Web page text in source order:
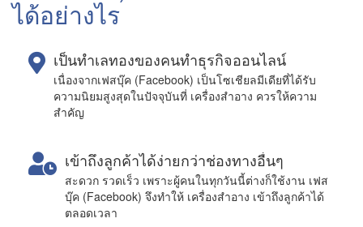
ได้อย่างไร
เป็นทำเลทองของคนทำธุรกิจออนไลน์
เนื่องจากเฟสบุ๊ค (Facebook) เป็นโซเชียลมีเดียที่ได้รับ
ความนิยมสูงสุดในปัจจุบันที่ เครื่องสำอาง ควรให้ความ
สำคัญ
เข้าถึงลูกค้าได้ง่ายกว่าช่องทางอื่นๆ
สะดวก รวดเร็ว เพราะผู้คนในทุกวันนี้ต่างก็ใช้งาน เฟส
บุ๊ค (Facebook) จึงทำให้ เครื่องสำอาง เข้าถึงลูกค้าได้
ตลอดเวลา